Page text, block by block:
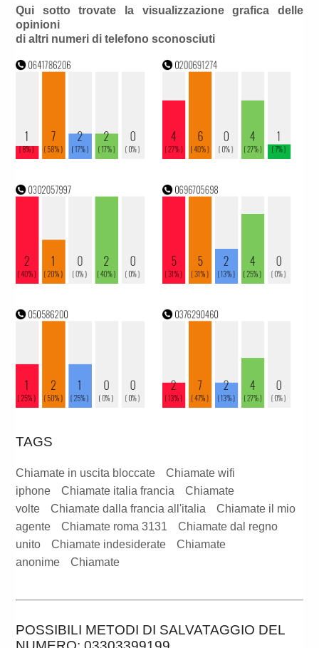
Qui sotto trovate la visualizzazione grafica delle
opinioni
di altri numeri di telefono sconosciuti
TAGS
Chiamate in uscita bloccate
Chiamate wifi
iphone
Chiamate italia francia
Chiamate
volte
Chiamate dalla francia all'italia
Chiamate il mio
agente
Chiamate roma 3131
Chiamate dal regno
unito
Chiamate indesiderate
Chiamate
anonime
Chiamate
POSSIBILI METODI DI SALVATAGGIO DEL